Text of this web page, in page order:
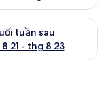
14 - thg 8 16
tuần sau
21 - thg 8 23
phòng cuối